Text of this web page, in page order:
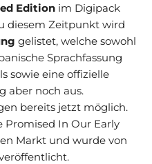
Edition im Digipack
diesem Zeitpunkt wird
gelistet, welche sowohl
Sprachfassung
sowie eine offizielle
aber noch aus.
bereits jetzt möglich.
Promised In Our Early
Markt und wurde von